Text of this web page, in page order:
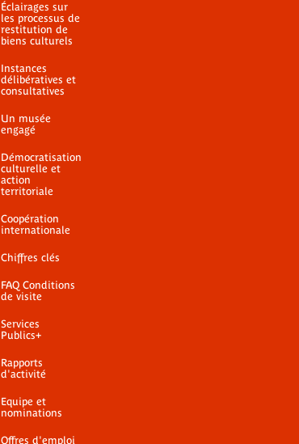
Éclairages sur
les processus de
restitution de
biens culturels
Instances
délibératives et
consultatives
Un musée
engagé
Démocratisation
culturelle et
action
territoriale
Coopération
internationale
Chiffres clés
FAQ Conditions
de visite
Services
Publics+
Rapports
d'activité
Equipe et
nominations
Offres d'emploi